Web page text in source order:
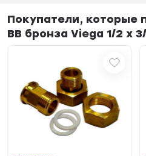
Покупатели, которые
ВВ бронза Viega 1/2 x